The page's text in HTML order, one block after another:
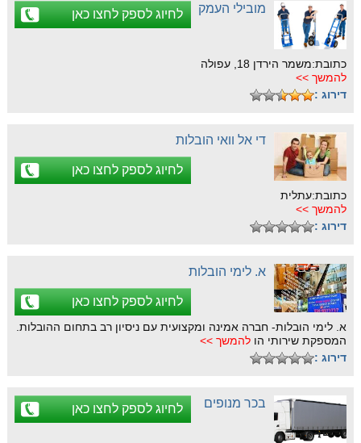
מובילי העמק לחיוג לספק לחצו כאן
כתובת:משמר הירדן 18, עפולה
להמשך >>
דירוג :
די אל וואי הובלות
לחיוג לספק לחצו כאן
כתובת:עתלית
להמשך >>
דירוג :
א. לימי הובלות
לחיוג לספק לחצו כאן
א. לימי הובלות- חברה אמינה ומקצועית עם ניסיון רב בתחום ההובלות.
המספקת שירותי הו להמשך >>
דירוג :
בכר מנופים לחיוג לספק לחצו כאן